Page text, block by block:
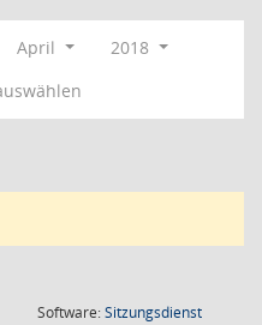
April
2018
Software:Sitzungsdienst